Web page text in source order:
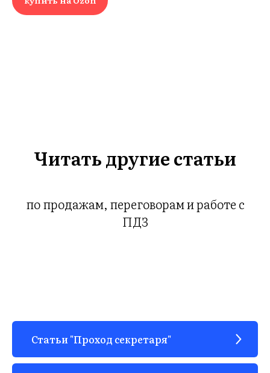
Читать другие статьи
по продажам, переговорам и работе с
ПДЗ
Статьи "Проход секретаря"